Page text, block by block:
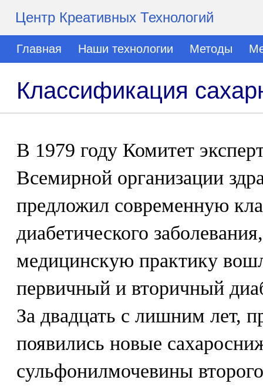
Центр Креативных Технологий
Главная Наши технологии Методы
Классификация
В 1979 году Комитет
Всемирной организации
предложил современную
диабетического
медицинскую практику
первичный и вторичный
За двадцать с лишним лет,
появились новые
сульфонилмочевины